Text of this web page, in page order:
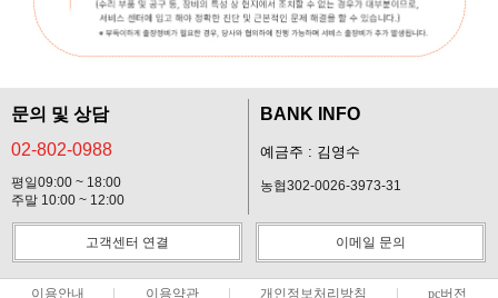
문의 및 상담
02-802-0988
평일09:00 ~ 18:00
주말 10:00 ~ 12:00
BANK INFO
예금주 : 김영수
농협302-0026-3973-31
고객센터 연결 이메일 문의
이용안내 이용약관 개인정보처리방침 pc버전